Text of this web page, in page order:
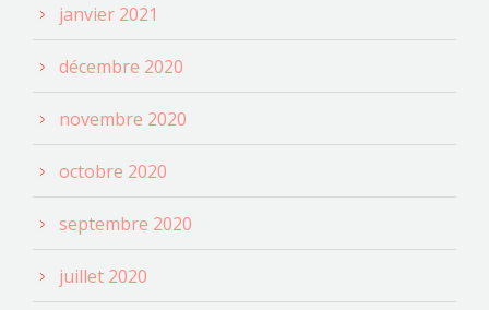
janvier 2021
décembre 2020
novembre 2020
octobre 2020
septembre 2020
juillet 2020